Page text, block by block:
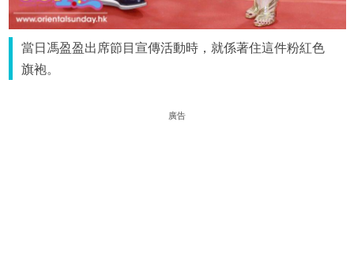
當日馮盈盈出席節目宣傳活動時，就係著住這件粉紅色
旗袍。
廣告